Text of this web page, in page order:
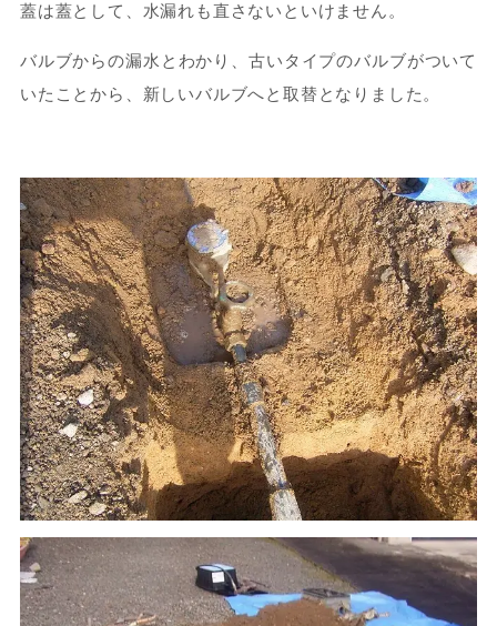
蓋は蓋として、水漏れも直さないといけません。
バルブからの漏水とわかり、古いタイプのバルブがついて
いたことから、新しいバルブへと取替となりました。